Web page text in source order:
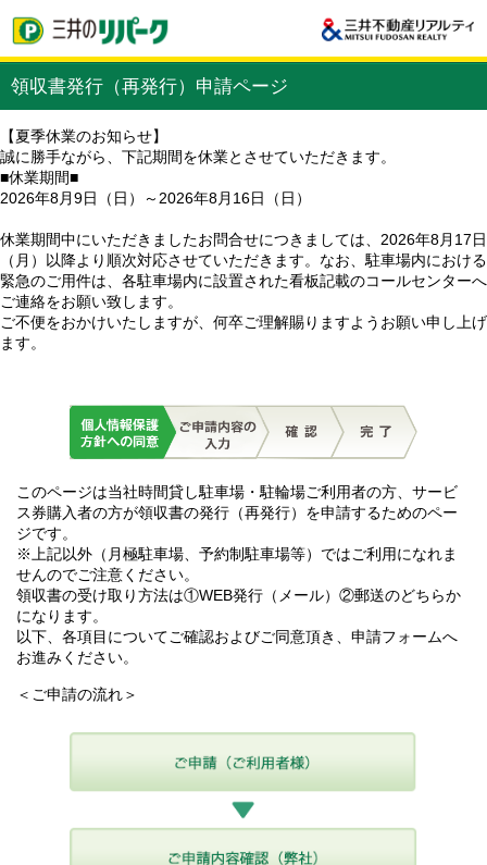
領収書発行（再発行）申請ページ
【夏季休業のお知らせ】
誠に勝手ながら、下記期間を休業とさせていただきます。
■休業期間■
2026年8月9日（日）～2026年8月16日（日）
休業期間中にいただきましたお問合せにつきましては、2026年8月17日
（月）以降より順次対応させていただきます。なお、駐車場内における
緊急のご用件は、各駐車場内に設置された看板記載のコールセンターへ
ご連絡をお願い致します。
ご不便をおかけいたしますが、何卒ご理解賜りますようお願い申し上げ
ます。
このページは当社時間貸し駐車場・駐輪場ご利用者の方、サービ
ス券購入者の方が領収書の発行（再発行）を申請するためのペー
ジです。
※上記以外（月極駐車場、予約制駐車場等）ではご利用になれま
せんのでご注意ください。
領収書の受け取り方法は①WEB発行（メール）②郵送のどちらか
になります。
以下、各項目についてご確認およびご同意頂き、申請フォームへ
お進みください。
＜ご申請の流れ＞